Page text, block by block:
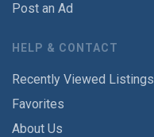
Post an Ad
HELP & CONTACT
Recently Viewed Listings
Favorites
About Us